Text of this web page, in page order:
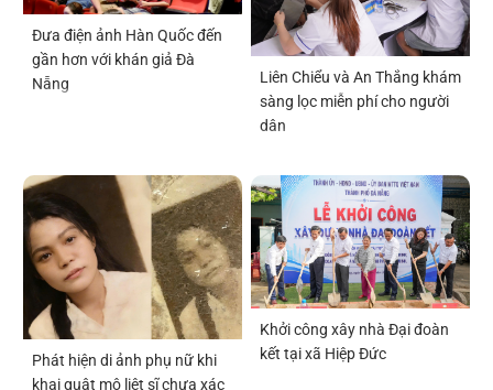
Đưa điện ảnh Hàn Quốc đến
gần hơn với khán giả Đà
Nẵng
Liên Chiểu và An Thắng khám
sàng lọc miễn phí cho người
dân
Phát hiện di ảnh phụ nữ khi
khai quật mộ liệt sĩ chưa xác
Khởi công xây nhà Đại đoàn
kết tại xã Hiệp Đức